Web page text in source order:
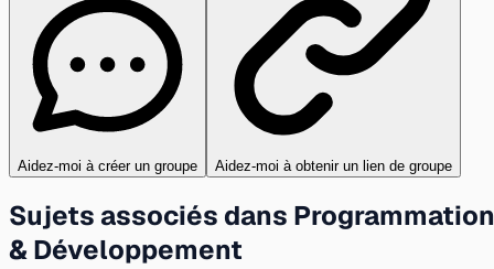
Aidez-moi à créer un groupe Aidez-moi à obtenir un lien de groupe
Sujets associés dans Programmation
& Développement